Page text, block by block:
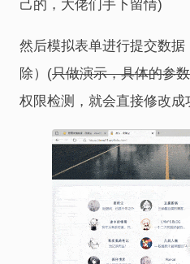
己的，大佬们手下留情)
然后模拟表单进行提交数据
除）(只做演示，具体的参
权限检测，就会直接修改成